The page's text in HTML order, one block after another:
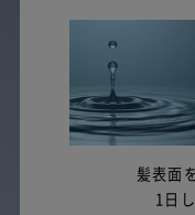
髪表面
1日